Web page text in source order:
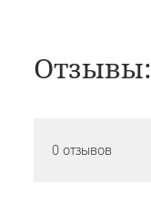
Отзывы:
0 отзывов